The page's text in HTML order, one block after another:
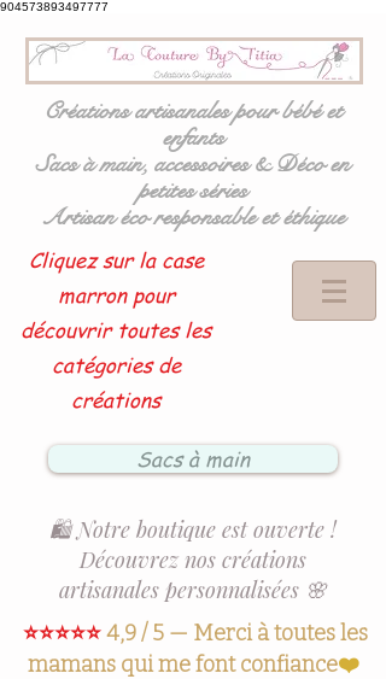
904573893497777
Créations artisanales pour bébé et
enfants
Sacs à main, accessoires & Déco en
petites séries
Artisan éco responsable et éthique
Cliquez sur la case
marron pour
découvrir toutes les
catégories de
créations
Sacs à main
🛍️ Notre boutique est ouverte !
Découvrez nos créations
artisanales personnalisées 🌸
⭐⭐⭐⭐⭐4,9 / 5 — Merci à toutes les
mamans qui me font confiance❤️